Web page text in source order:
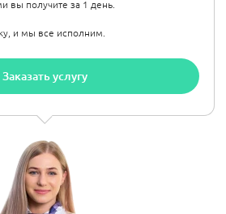
вы получите за 1 день.
и мы все исполним.
Заказать услугу